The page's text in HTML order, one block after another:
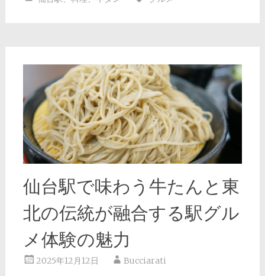
仙台駅で味わう牛たんと東
北の伝統が融合する駅グル
メ体験の魅力
2025年12月12日 Bucciarati